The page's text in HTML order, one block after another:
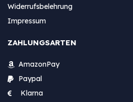
Widerrufsbelehrung
Impressum
ZAHLUNGSARTEN
AmazonPay
Paypal
Klarna